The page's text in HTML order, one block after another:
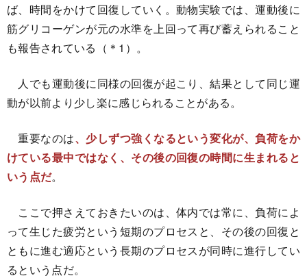
ば、時間をかけて回復していく。動物実験では、運動後に
筋グリコーゲンが元の水準を上回って再び蓄えられること
も報告されている（＊1）。
人でも運動後に同様の回復が起こり、結果として同じ運
動が以前より少し楽に感じられることがある。
重要なのは、少しずつ強くなるという変化が、負荷をか
けている最中ではなく、その後の回復の時間に生まれると
いう点だ。
ここで押さえておきたいのは、体内では常に、負荷によ
って生じた疲労という短期のプロセスと、その後の回復と
ともに進む適応という長期のプロセスが同時に進行してい
るという点だ。